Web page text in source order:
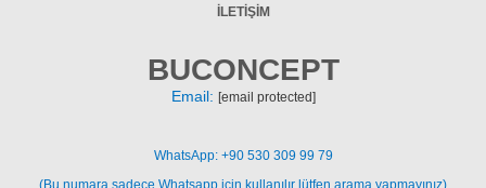
İLETIŞIM
BUCONCEPT
Email: [email protected]
WhatsApp: +90 530 309 99 79
(Bu numara sadece Whatsapp için kullanılır lütfen arama yapmayınız)